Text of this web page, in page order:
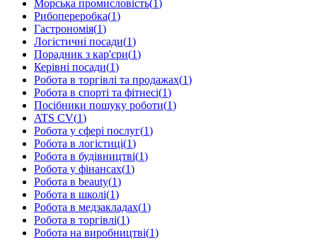
Морська промисловість(1)
Рибопереробка(1)
Гастрономія(1)
Логістичні посади(1)
Порадник з кар'єри(1)
Керівні посади(1)
Робота в торгівлі та продажах(1)
Робота в спорті та фітнесі(1)
Посібники пошуку роботи(1)
ATS CV(1)
Робота у сфері послуг(1)
Робота в логістиці(1)
Робота в будівництві(1)
Робота у фінансах(1)
Робота в beauty(1)
Робота в школі(1)
Робота в медзакладах(1)
Робота в торгівлі(1)
Робота на виробництві(1)